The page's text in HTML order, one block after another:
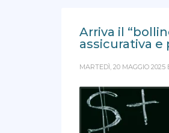
Arriva il
assicurativa e
MARTEDÌ, 20 MAGGIO 2025